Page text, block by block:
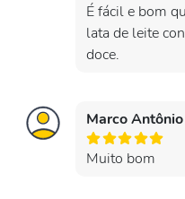
É fácil e bom
lata de leite
doce.
Marco Antônio
Muito bom